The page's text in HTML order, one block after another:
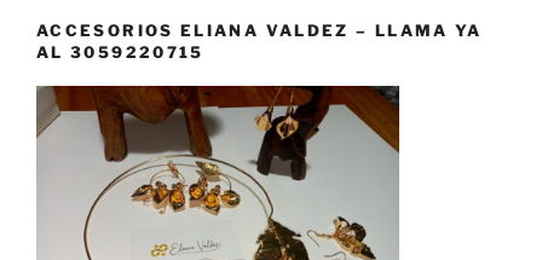
ACCESORIOS ELIANA VALDEZ – LLAMA YA
AL 3059220715